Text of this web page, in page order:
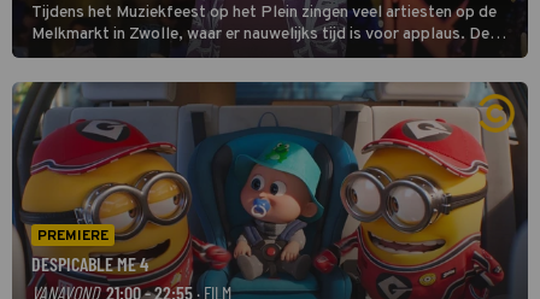
Tijdens het Muziekfeest op het Plein zingen veel artiesten op de
Melkmarkt in Zwolle, waar er nauwelijks tijd is voor applaus. De
grootste namen zijn André Hazes, Jannes, René Froger en
natuurlijk Rutger van Barneveld met zijn hit Zwoele Zomernachten.
PREMIERE
DESPICABLE ME 4
VANAVOND 21:00 - 22:55 · FILM